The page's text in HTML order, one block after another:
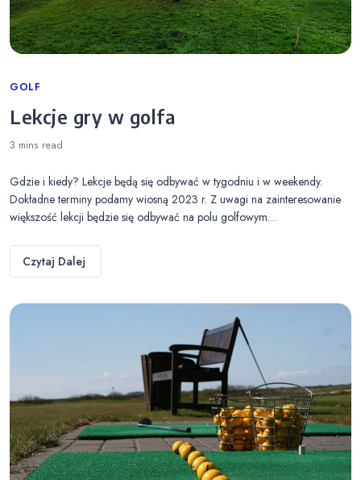
Categories
GOLF
Lekcje gry w golfa
3 mins read
Gdzie i kiedy? Lekcje będą się odbywać w tygodniu i w weekendy.
Dokładne terminy podamy wiosną 2023 r. Z uwagi na zainteresowanie
większość lekcji będzie się odbywać na polu golfowym…
Czytaj Dalej